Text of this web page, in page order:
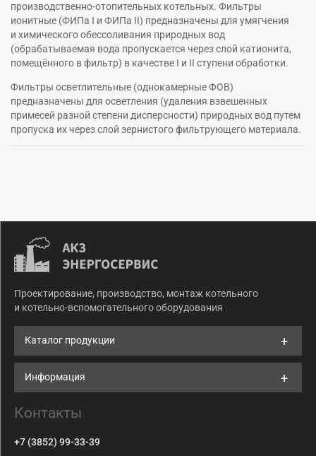
производственно-отопительных котельных. Фильтры
ионитные (ФИПа I и ФИПа II) предназначены для умягчения
и химического обессоливания природных вод
(обрабатываемая вода пропускается через слой катионита,
помещённого в фильтр) в качестве I и II ступени обработки.
Фильтры осветлительные (однокамерные ФОВ)
предназначены для осветления (удаления взвешенных
примесей разной степени дисперсности) природных вод путем
пропуска их через слой зернистого фильтрующего материала.
Проектирование, производство, монтаж котельного
и котельно-вспомогательного оборудования
Каталог продукции
Информация
Контакты
+7 (3852) 99-33-39